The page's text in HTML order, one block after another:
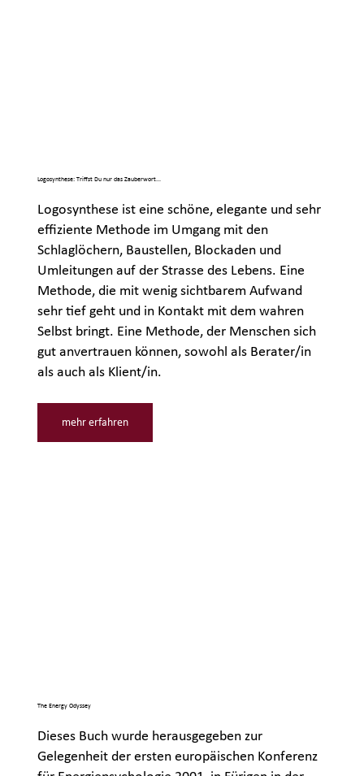
Logosynthese: Triffst Du nur das Zauberwort...
Logosynthese ist eine schöne, elegante und sehr
effiziente Methode im Umgang mit den
Schlaglöchern, Baustellen, Blockaden und
Umleitungen auf der Strasse des Lebens. Eine
Methode, die mit wenig sichtbarem Aufwand
sehr tief geht und in Kontakt mit dem wahren
Selbst bringt. Eine Methode, der Menschen sich
gut anvertrauen können, sowohl als Berater/in
als auch als Klient/in.
mehr erfahren
The Energy Odyssey
Dieses Buch wurde herausgegeben zur
Gelegenheit der ersten europäischen Konferenz